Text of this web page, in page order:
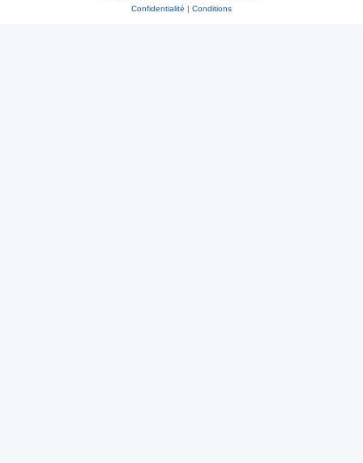
Confidentialité | Conditions